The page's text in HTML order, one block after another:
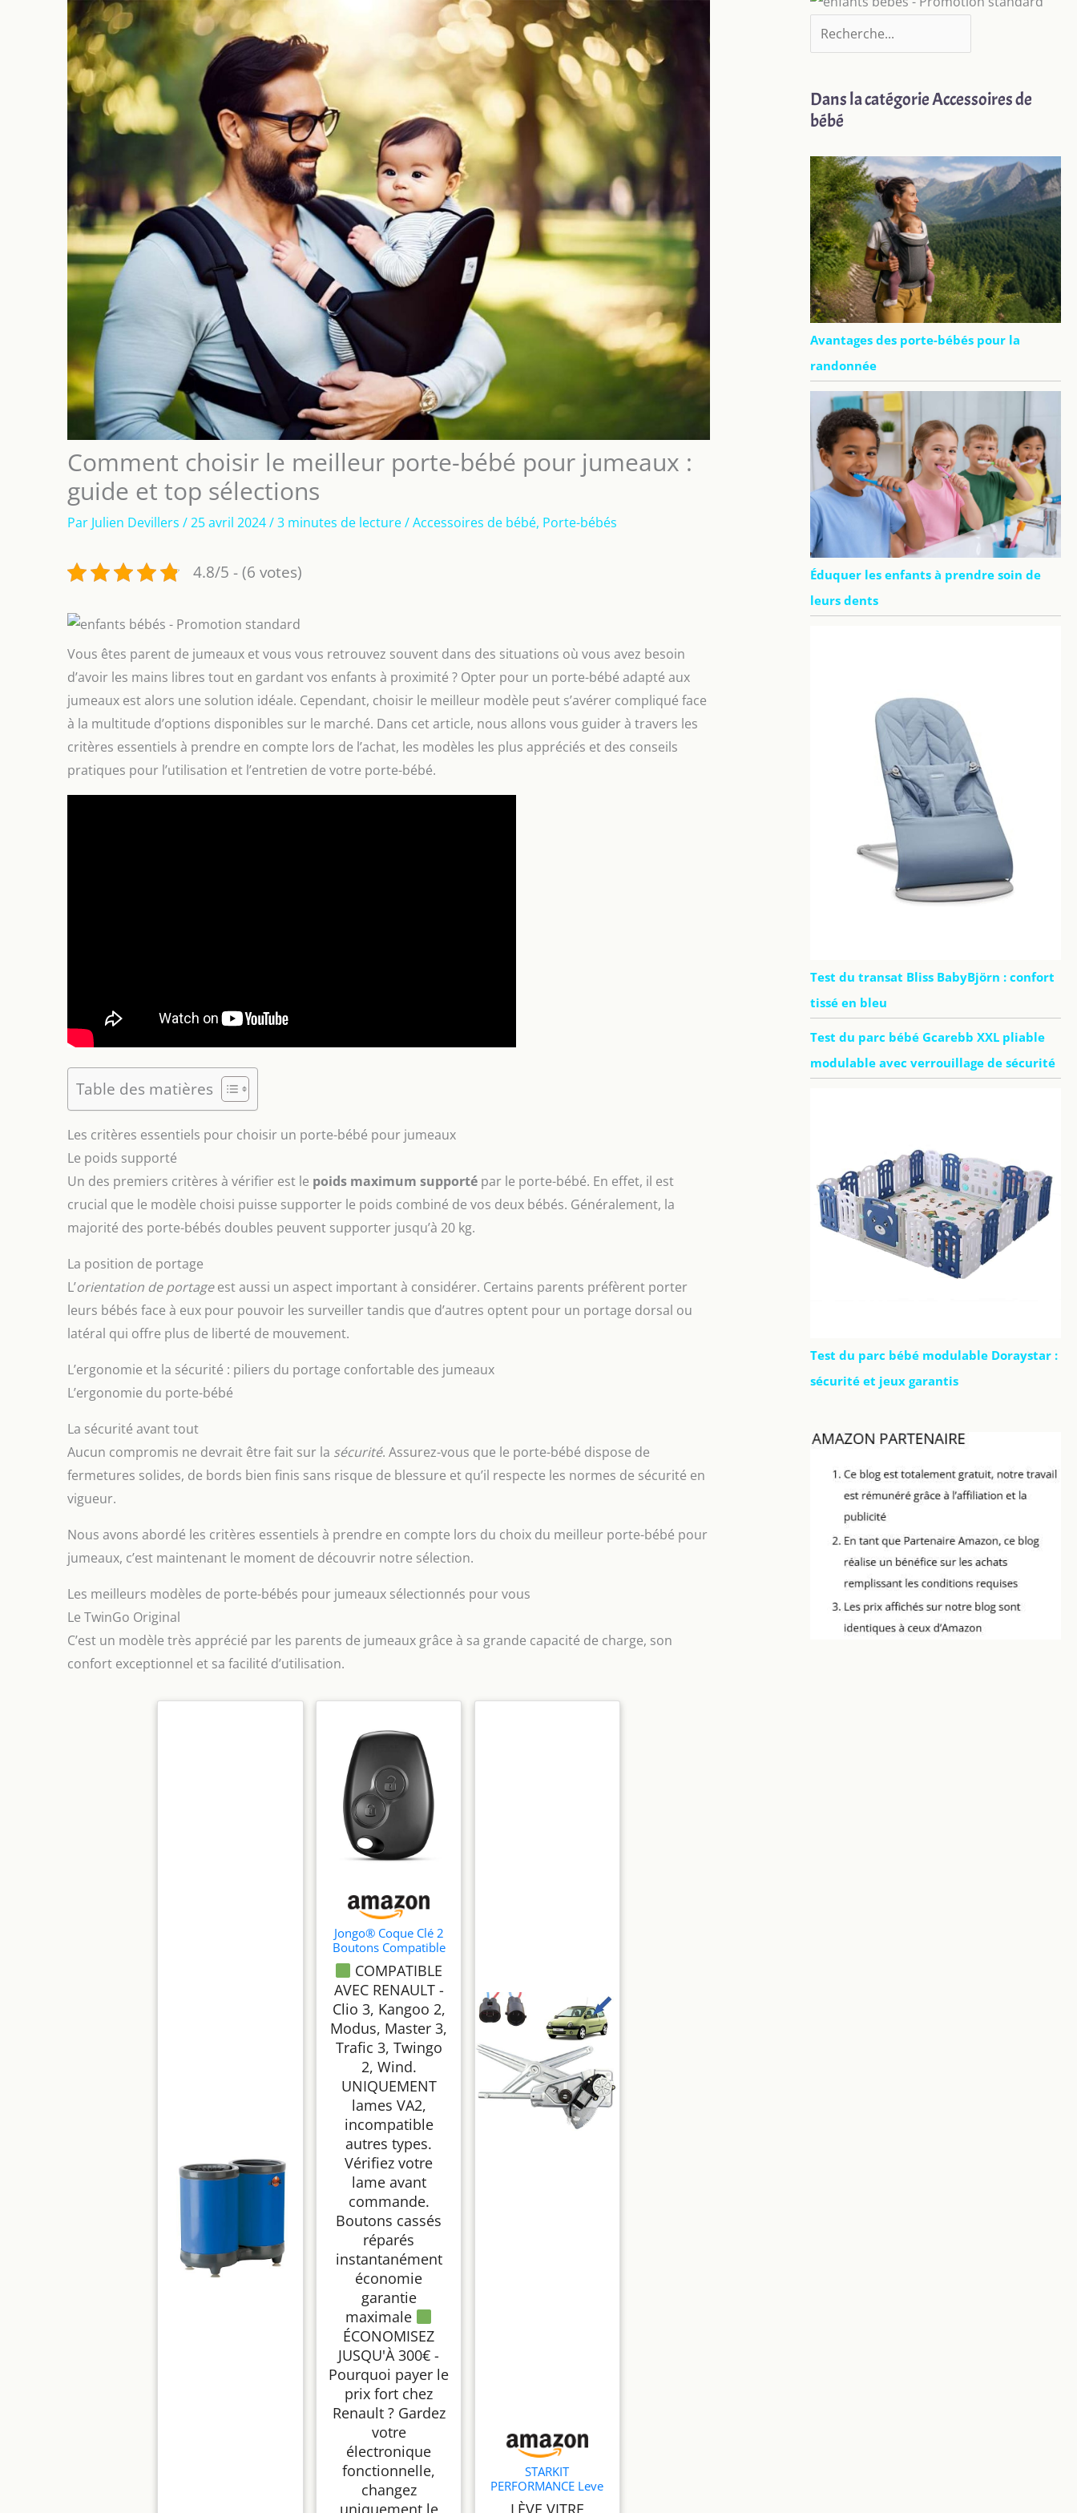
Comment choisir le meilleur porte-bébé pour jumeaux :
guide et top sélections
Par Julien Devillers /25 avril 2024/3 minutes de lecture/Accessoires de bébé, Porte-bébés
4.8/5 - (6 votes)
Vous êtes parent de jumeaux et vous vous retrouvez souvent dans des situations où vous avez besoin
d’avoir les mains libres tout en gardant vos enfants à proximité ? Opter pour un porte-bébé adapté aux
jumeaux est alors une solution idéale. Cependant, choisir le meilleur modèle peut s’avérer compliqué face
à la multitude d’options disponibles sur le marché. Dans cet article, nous allons vous guider à travers les
critères essentiels à prendre en compte lors de l’achat, les modèles les plus appréciés et des conseils
pratiques pour l’utilisation et l’entretien de votre porte-bébé.
Table des matières
Les critères essentiels pour choisir un porte-bébé pour jumeaux
Le poids supporté
Un des premiers critères à vérifier est le poids maximum supporté par le porte-bébé. En effet, il est
crucial que le modèle choisi puisse supporter le poids combiné de vos deux bébés. Généralement, la
majorité des porte-bébés doubles peuvent supporter jusqu’à 20 kg.
La position de portage
L’orientation de portageest aussi un aspect important à considérer. Certains parents préfèrent porter
leurs bébés face à eux pour pouvoir les surveiller tandis que d’autres optent pour un portage dorsal ou
latéral qui offre plus de liberté de mouvement.
L’ergonomie et la sécurité : piliers du portage confortable des jumeaux
L’ergonomie du porte-bébé
La sécurité avant tout
Aucun compromis ne devrait être fait sur la sécurité. Assurez-vous que le porte-bébé dispose de
fermetures solides, de bords bien finis sans risque de blessure et qu’il respecte les normes de sécurité en
vigueur.
Nous avons abordé les critères essentiels à prendre en compte lors du choix du meilleur porte-bébé pour
jumeaux, c’est maintenant le moment de découvrir notre sélection.
Les meilleurs modèles de porte-bébés pour jumeaux sélectionnés pour vous
Le TwinGo Original
C’est un modèle très apprécié par les parents de jumeaux grâce à sa grande capacité de charge, son
confort exceptionnel et sa facilité d’utilisation.
Jongo® Coque Clé 2
Boutons Compatible
avec Renault Clio 3,
Kangoo 2, Modus,
Master 3, Trafic 3,
Twingo 2, Wind |
Boîtier
Télécommande sans
Lame pour VA2
Réparation Facile
COMPATIBLE
AVEC RENAULT -
Clio 3, Kangoo 2,
Modus, Master 3,
Trafic 3, Twingo
2, Wind.
UNIQUEMENT
lames VA2,
incompatible
autres types.
Vérifiez votre
lame avant
commande.
Boutons cassés
réparés
instantanément
économie
garantie
maximale
ÉCONOMISEZ
JUSQU'À 300€ -
Pourquoi payer le
prix fort chez
Renault ? Gardez
votre
électronique
fonctionnelle,
changez
uniquement le
STARKIT
PERFORMANCE Leve
vitre compatible pour
LÈVE VITRE
Dans la catégorie Accessoires de
bébé
Avantages des porte-bébés pour la
randonnée
Éduquer les enfants à prendre soin de
leurs dents
Test du transat Bliss BabyBjörn : confort
tissé en bleu
Test du parc bébé Gcarebb XXL pliable
modulable avec verrouillage de sécurité
Test du parc bébé modulable Doraystar :
sécurité et jeux garantis